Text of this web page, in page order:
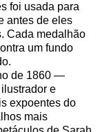
foi usada ​​para
antes de eles
Cada medalhão
um fundo
de 1860 —
e
expoentes do
mais